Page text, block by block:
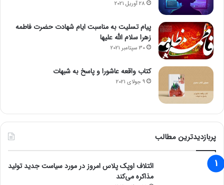
28 آوریل 2021
پیام تسلیت به مناسبت ایام شهادت حضرت فاطمه
زهرا سلام الله علیها
30 سپتامبر 2021
کتاب واقعه عاشورا و پاسخ به شبهات
9 جولای 2021
پربازدیدترین مطالب
ائتلاف اوپک پلاس امروز در مورد سیاست جدید تولید
مذاکره می‌کند